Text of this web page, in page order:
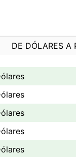
DE DÓLARES A